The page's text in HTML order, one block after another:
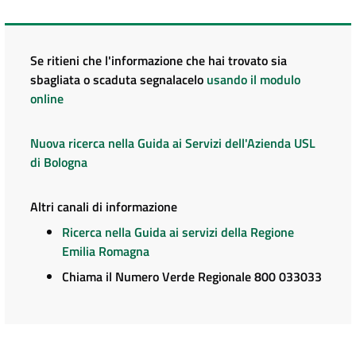
Se ritieni che l'informazione che hai trovato sia
sbagliata o scaduta segnalacelo usando il modulo
online
Nuova ricerca nella Guida ai Servizi dell'Azienda USL
di Bologna
Altri canali di informazione
Ricerca nella Guida ai servizi della Regione
Emilia Romagna
Chiama il Numero Verde Regionale 800 033033